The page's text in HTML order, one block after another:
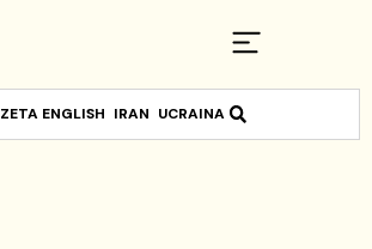
ZETA ENGLISH IRAN UCRAINA